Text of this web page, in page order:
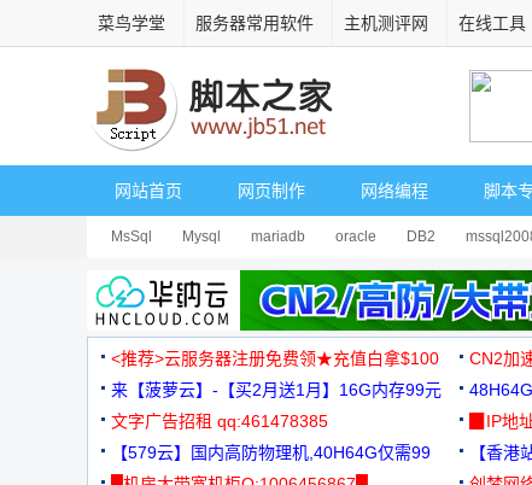
菜鸟学堂 服务器常用软件 主机测评网 在线工具
网站首页 网页制作 网络编程 脚本
MsSql Mysql mariadb oracle DB2
<推荐>云服务器注册免费领★充值白拿$100 CN2加
来【菠萝云】-【买2月送1月】16G内存99元
3000+
文字广告招租 qq:461478385
▉IP地
【579云】国内高防物理机,40H64G仅需99
【香